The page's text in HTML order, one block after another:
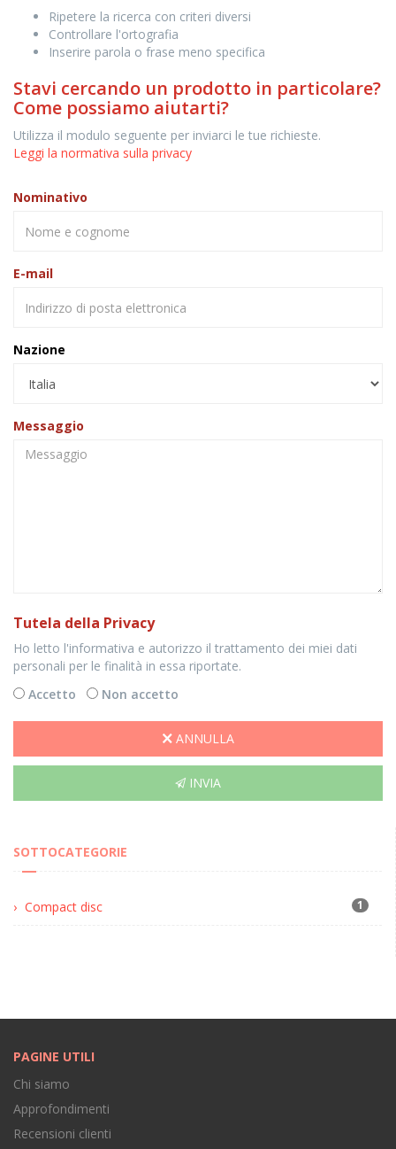
Ripetere la ricerca con criteri diversi
Controllare l'ortografia
Inserire parola o frase meno specifica
Stavi cercando un prodotto in particolare?
Come possiamo aiutarti?
Utilizza il modulo seguente per inviarci le tue richieste.
Leggi la normativa sulla privacy
Nominativo
E-mail
Nazione
Messaggio
Tutela della Privacy
Ho letto l'informativa e autorizzo il trattamento dei miei dati
personali per le finalità in essa riportate.
Accetto
Non accetto
ANNULLA
INVIA
SOTTOCATEGORIE
Compact disc 1
PAGINE UTILI
Chi siamo
Approfondimenti
Recensioni clienti